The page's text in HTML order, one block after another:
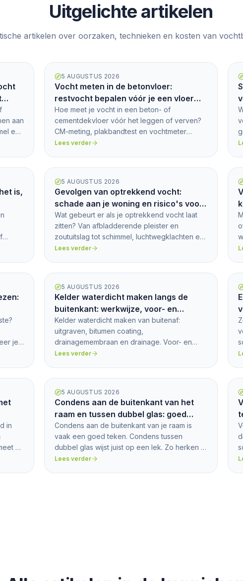
Uitgelichte artikelen
artikelen over oorzaken, technieken en kosten van
aan
en
5 AUGUSTUS 2026
Vocht meten in de betonvloer:
restvocht bepalen vóór je een vloer
legt
Hoe meet je vocht in een beton- of
cementdekvloer vóór het leggen of verven?
CM-meting, plakbandtest en vochtmeter
uitgelegd, met richtwaarden en tips.
Lees verder
is,
5 AUGUSTUS 2026
Gevolgen van optrekkend vocht:
schade aan je woning en risico's voor
je gezondheid
Wat gebeurt er als je optrekkend vocht laat
zitten? Van afbladderende pleister en
zoutuitslag tot schimmel, luchtwegklachten en
hogere stookkosten.
Lees verder
je
5 AUGUSTUS 2026
Kelder waterdicht maken langs de
buitenkant: werkwijze, voor- en
nadelen
Kelder waterdicht maken van buitenaf:
uitgraven, bitumen coating,
drainagemembraan en drainage. Voor- en
nadelen, wanneer buiten beter is dan binnen
Lees verder
in
en
5 AUGUSTUS 2026
Condens aan de buitenkant van het
raam en tussen dubbel glas: goed
teken of lek?
Condens aan de buitenkant van je raam is
vaak een goed teken. Condens tussen
dubbel glas wijst juist op een lek. Zo herken je
het verschil en wat je doet.
Lees verder